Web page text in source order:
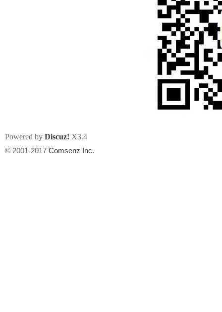
Powered by Discuz! X3.4
© 2001-2017 Comsenz Inc.